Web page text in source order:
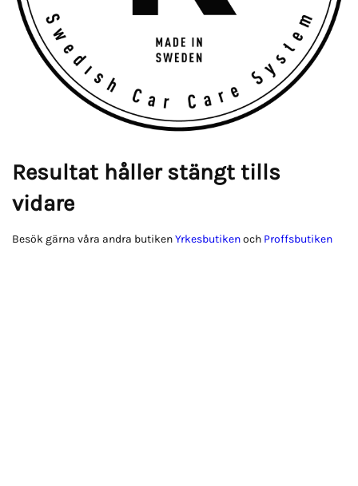
Resultat håller stängt tills
vidare
Besök gärna våra andra butikenYrkesbutikenoch Proffsbutiken